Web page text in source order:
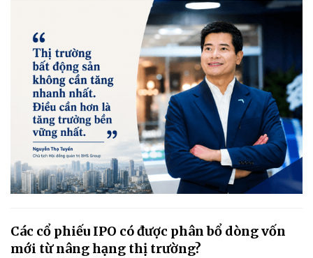
Các cổ phiếu IPO có được phân bổ dòng vốn
mới từ nâng hạng thị trường?